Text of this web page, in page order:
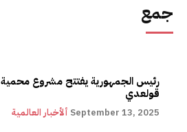
جمع
رئيس الجمهورية يفتتح مشروع محمية
قولعدي
ألأخبار العالمية September 13, 2025